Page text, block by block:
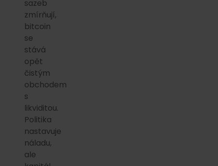
sazeb
zmírňují,
bitcoin
se
stává
opět
čistým
obchodem
s
likviditou.
Politika
nastavuje
náladu,
ale